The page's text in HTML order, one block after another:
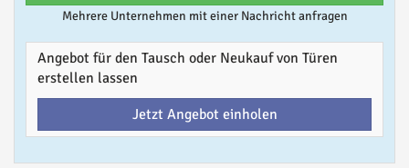
Mehrere Unternehmen mit einer Nachricht anfragen
Angebot für den Tausch oder Neukauf von Türen
erstellen lassen
Jetzt Angebot einholen